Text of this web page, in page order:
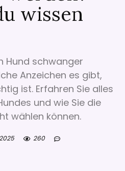
wissen
Hund schwanger
Anzeichen es gibt,
ist. Erfahren Sie alles
und wie Sie die
wählen können.
260